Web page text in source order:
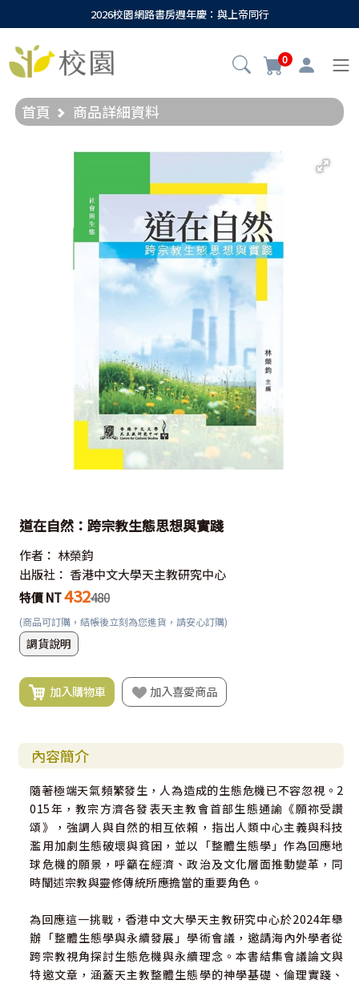
2026校園網路書房週年慶：與上帝同行
0
首頁 商品詳細資料
道在自然：跨宗教生態思想與實踐
作者： 林榮鈞
出版社： 香港中文大學天主教研究中心
特價 NT432480
(商品可訂購，結帳後立刻為您進貨，請安心訂購)
調貨說明
加入購物車 加入喜愛商品
內容簡介
隨著極端天氣頻繁發生，人為造成的生態危機已不容忽視。2
015年，教宗方濟各發表天主教會首部生態通諭《願祢受讚
頌》，強調人與自然的相互依賴，指出人類中心主義與科技
濫用加劇生態破壞與貧困，並以「整體生態學」作為回應地
球危機的願景，呼籲在經濟、政治及文化層面推動變革，同
時闡述宗教與靈修傳統所應擔當的重要角色。
為回應這一挑戰，香港中文大學天主教研究中心於2024年舉
辦「整體生態學與永續發展」學術會議，邀請海內外學者從
跨宗教視角探討生態危機與永續理念。本書結集會議論文與
特邀文章，涵蓋天主教整體生態學的神學基礎、倫理實踐、